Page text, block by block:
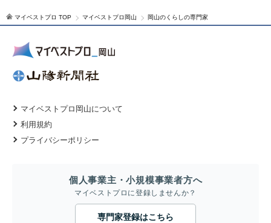
マイベストプロ TOP マイベストプロ岡山 岡山のくらしの専門家
マイベストプロ岡山について
利用規約
プライバシーポリシー
個人事業主・小規模事業者方へ
マイベストプロに登録しませんか？
専門家登録はこちら